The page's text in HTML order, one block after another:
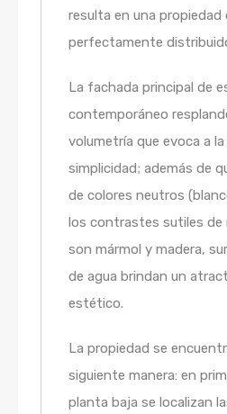
resulta en una propiedad
perfectamente
La fachada principal de
contemporáneo
volumetría que evoca a
simplicidad; además de
de colores neutros
los contrastes sutiles de
son mármol y madera,
de agua brindan un
estético.
La propiedad se
siguiente manera: en
planta baja se localizan